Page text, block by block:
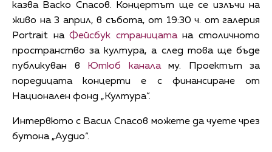
казва Васко Спасов. Концертът ще се излъчи на
живо на 3 април, в събота, от 19:30 ч. от галерия
Portrait наФейсбук страницатана столичното
пространство за култура, а след това ще бъде
публикуван в Ютюб каналаму. Проектът за
поредицата концерти е с финансиране от
Национален фонд „Култура“.
Интервюто с Васил Спасов можете да чуете чрез
бутона „Аудио“.